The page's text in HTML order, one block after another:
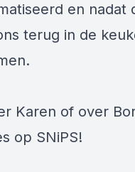
en nadat
terug in de
Karen of over
op SNiPS!